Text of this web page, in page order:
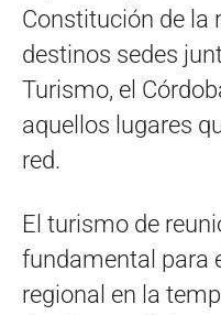
Constitución de la
destinos sedes
Turismo, el
aquellos lugares
red.
El turismo de
fundamental para
regional en la